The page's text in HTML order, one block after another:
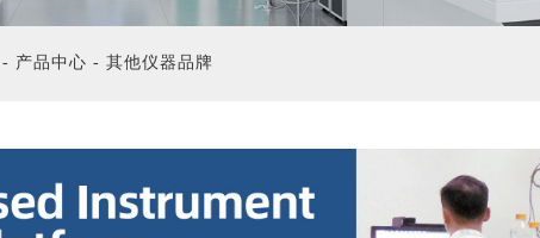
- 产品中心 -其他仪器品牌